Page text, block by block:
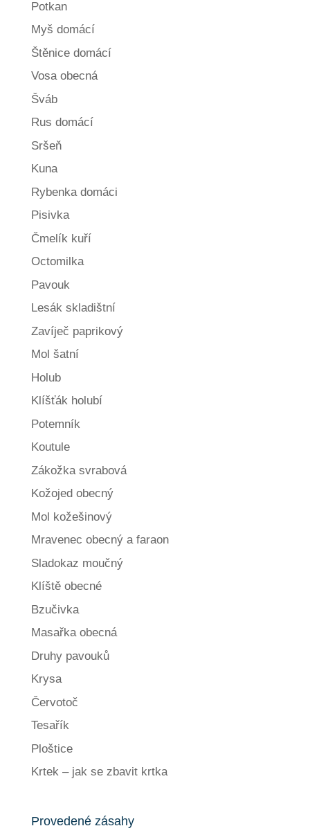
Potkan
Myš domácí
Štěnice domácí
Vosa obecná
Šváb
Rus domácí
Sršeň
Kuna
Rybenka domáci
Pisivka
Čmelík kuří
Octomilka
Pavouk
Lesák skladištní
Zavíječ paprikový
Mol šatní
Holub
Klíšťák holubí
Potemník
Koutule
Zákožka svrabová
Kožojed obecný
Mol kožešinový
Mravenec obecný a faraon
Sladokaz moučný
Klíště obecné
Bzučivka
Masařka obecná
Druhy pavouků
Krysa
Červotoč
Tesařík
Ploštice
Krtek – jak se zbavit krtka
Provedené zásahy